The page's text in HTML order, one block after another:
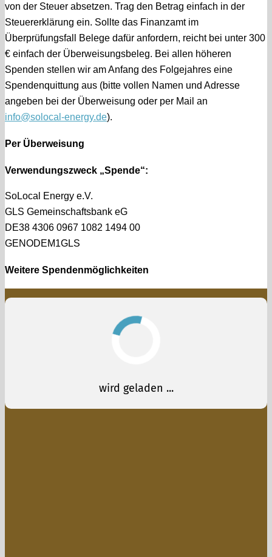
von der Steuer absetzen. Trag den Betrag einfach in der
Steuererklärung ein. Sollte das Finanzamt im
Überprüfungsfall Belege dafür anfordern, reicht bei unter 300
€ einfach der Überweisungsbeleg. Bei allen höheren
Spenden stellen wir am Anfang des Folgejahres eine
Spendenquittung aus (bitte vollen Namen und Adresse
angeben bei der Überweisung oder per Mail an
info@solocal-energy.de).
Per Überweisung
Verwendungszweck „Spende“:
SoLocal Energy e.V.
GLS Gemeinschaftsbank eG
DE38 4306 0967 1082 1494 00
GENODEM1GLS
Weitere Spendenmöglichkeiten